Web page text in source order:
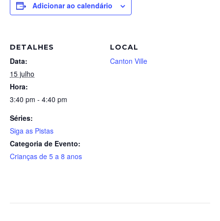
Adicionar ao calendário
DETALHES
Data:
15 julho
Hora:
3:40 pm - 4:40 pm
Séries:
Siga as Pistas
Categoria de Evento:
Crianças de 5 a 8 anos
LOCAL
Canton Ville